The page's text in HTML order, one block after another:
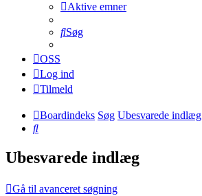
Aktive emner
Søg
OSS
Log ind
Tilmeld
Boardindeks Søg Ubesvarede indlæg
Søg
Ubesvarede indlæg
Gå til avanceret søgning